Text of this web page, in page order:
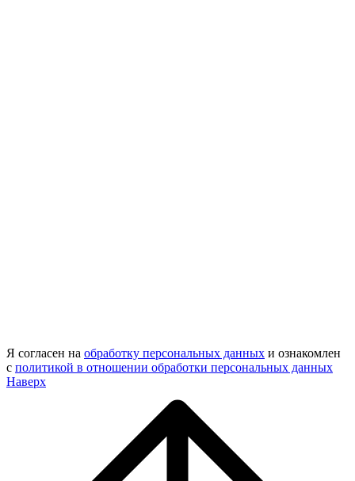
Я согласен на обработку персональных данных и ознакомлен
с политикой в отношении обработки персональных данных
Наверх